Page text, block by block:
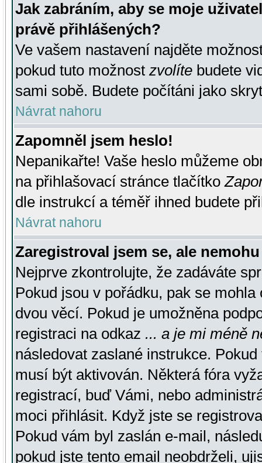
Jak zabráním, aby se moje
právě přihlášených?
Ve vašem nastavení najděte
pokud tuto možnost zvolíte budete
sami sobě. Budete počítáni jako
Návrat nahoru
Zapomněl jsem heslo!
Nepanikařte! Vaše heslo můžeme
na přihlašovací stránce tlačítko
dle instrukcí a téměř ihned budete
Návrat nahoru
Zaregistroval jsem se, ale
Nejprve zkontrolujte, že zadáváte
Pokud jsou v pořádku, pak se
dvou věcí. Pokud je umožněna
registraci na odkaz ... a je mi méně
následovat zaslané instrukce.
musí být aktivován. Některá fóra
registrací, buď Vámi, nebo
moci přihlásit. Když jste se
Pokud vám byl zaslán e-mail,
pokud jste tento email neobdrželi,